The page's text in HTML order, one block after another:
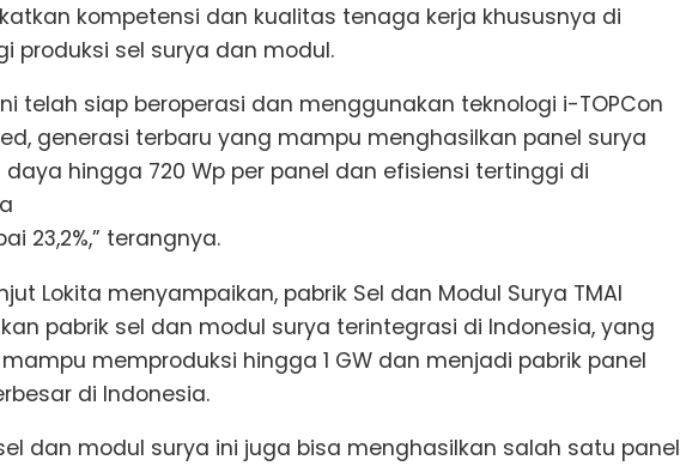
kompetensi dan kualitas tenaga kerja khususnya di
produksi sel surya dan modul.
telah siap beroperasi dan menggunakan teknologi i-TOPCon
generasi terbaru yang mampu menghasilkan panel surya
hingga 720 Wp per panel dan efisiensi tertinggi di
23,2%,” terangnya.
Lokita menyampaikan, pabrik Sel dan Modul Surya TMAI
pabrik sel dan modul surya terintegrasi di Indonesia, yang
memproduksi hingga 1 GW dan menjadi pabrik panel
di Indonesia.
dan modul surya ini juga bisa menghasilkan salah satu panel